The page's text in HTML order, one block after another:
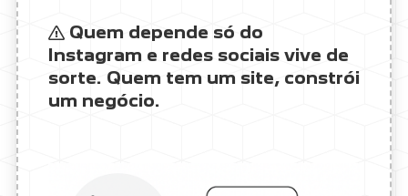
Quem depende só do
Instagram e redes sociais vive de
sorte. Quem tem um site, constrói
um negócio.